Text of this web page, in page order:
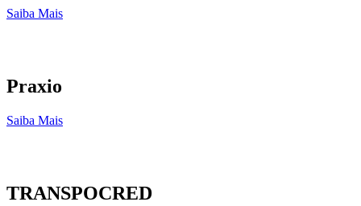
Saiba Mais
Praxio
Saiba Mais
TRANSPOCRED